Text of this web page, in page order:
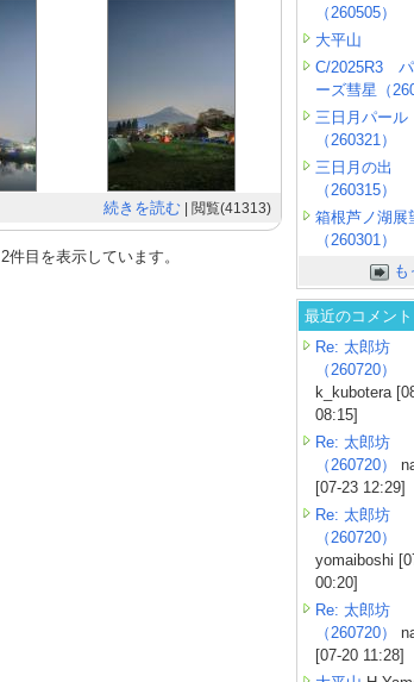
続きを読む | 閲覧(41313)
2件目を表示しています。
（260505）
大平山
C/2025R3 パ
ーズ彗星（
三日月パール
（260321）
三日月の出
（260315）
箱根芦ノ湖展
（260301）
も
最近のコメント
Re: 太郎坊
（260720）
k_kubotera
08:15]
Re: 太郎坊
（260720）
[07-23 12:29]
Re: 太郎坊
（260720）
yomaiboshi
00:20]
Re: 太郎坊
（260720）
[07-20 11:28]